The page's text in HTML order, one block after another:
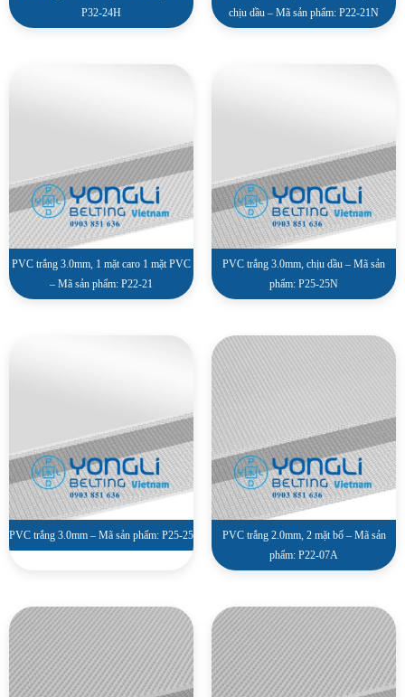
P32-24H
chịu dầu – Mã sản phẩm: P22-21N
PVC trắng 3.0mm, 1 mặt caro 1 mặt PVC
– Mã sản phẩm: P22-21
PVC trắng 3.0mm, chịu dầu – Mã sản
phẩm: P25-25N
PVC trắng 3.0mm – Mã sản phẩm: P25-25
PVC trắng 2.0mm, 2 mặt bố – Mã sản
phẩm: P22-07A